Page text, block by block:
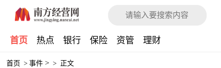
首页 热点 银行 保险 资管 理财
首页 > 事件 > > 正文